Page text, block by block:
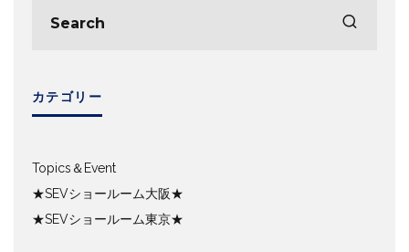
カテゴリー
Topics＆Event
★SEVショールーム大阪★
★SEVショールーム東京★